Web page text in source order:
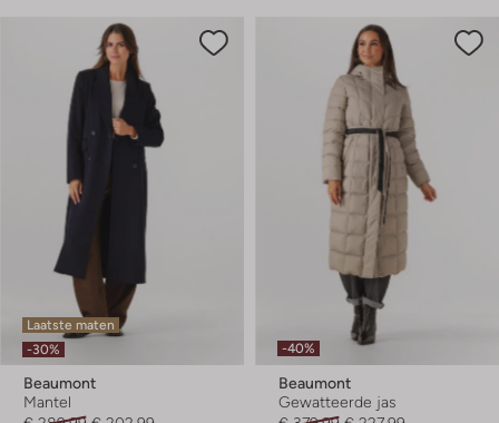
Laatste maten
-30%
Beaumont
Mantel
-40%
Beaumont
Gewatteerde jas